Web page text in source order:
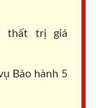
thất trị giá
Bảo hành 5